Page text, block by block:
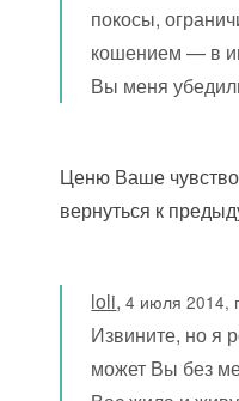
покосы,
кошением — в
Вы меня
Ценю Ваше
вернуться к
loli,4 июля 2014,
Извините, но я
может Вы без